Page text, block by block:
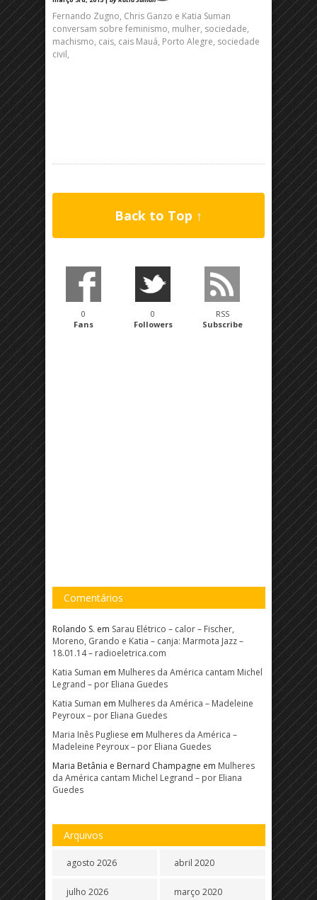
Fernando Zugno, Chris Ganzo e Katia Suman
conversam sobre feminismo, mulher, sociedade,
machismo, cais, cais Mauá, Porto Alegre, sociedade
civil,
Back to Top ↑
0
Fans
0
Followers
RSS
Subscribe
Comentários
Rolando S. em Sarau Elétrico – calor – Fischer,
Moreno, Grando e Katia – canja: Marmota Jazz –
18.01.14 – radioeletrica.com
Katia Suman em Mulheres da América cantam Michel
Legrand – por Eliana Guedes
Katia Suman em Mulheres da América – Madeleine
Peyroux – por Eliana Guedes
Maria Inês Pugliese em Mulheres da América –
Madeleine Peyroux – por Eliana Guedes
Maria Betânia e Bernard Champagne em Mulheres
da América cantam Michel Legrand – por Eliana
Guedes
Arquivos
agosto 2026
julho 2026
abril 2020
março 2020